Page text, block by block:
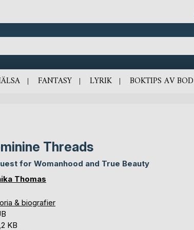
FANTASY LYRIK BOKTIPS AV BOD
Threads
for Womanhood and True Beauty
Thomas
& biografier
KB